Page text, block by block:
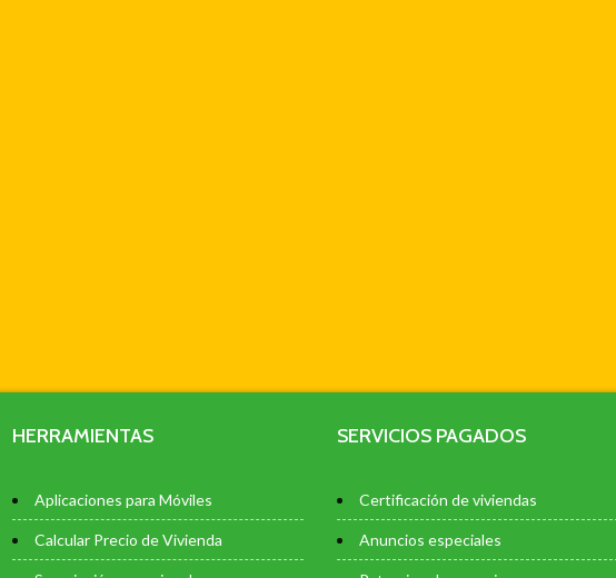
HERRAMIENTAS
Aplicaciones para Móviles
Calcular Precio de Vivienda
SERVICIOS PAGADOS
Certificación de viviendas
Anuncios especiales